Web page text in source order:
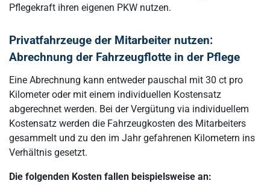
Pflegekraft ihren eigenen PKW nutzen.
Privatfahrzeuge der Mitarbeiter nutzen:
Abrechnung der Fahrzeugflotte in der Pflege
Eine Abrechnung kann entweder pauschal mit 30 ct pro
Kilometer oder mit einem individuellen Kostensatz
abgerechnet werden. Bei der Vergütung via individuellem
Kostensatz werden die Fahrzeugkosten des Mitarbeiters
gesammelt und zu den im Jahr gefahrenen Kilometern ins
Verhältnis gesetzt.
Die folgenden Kosten fallen beispielsweise an: